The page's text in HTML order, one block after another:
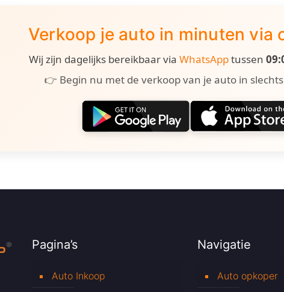
Verkoop je auto in minuten via
Wij zijn dagelijks bereikbaar via WhatsApptussen
👉 Begin nu met de verkoop van je auto in slechts
Pagina’s
Auto Inkoop
Navigatie
Auto opkoper